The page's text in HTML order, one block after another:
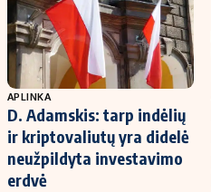
APLINKA
D. Adamskis: tarp indėlių
ir kriptovaliutų yra didelė
neužpildyta investavimo
erdvė